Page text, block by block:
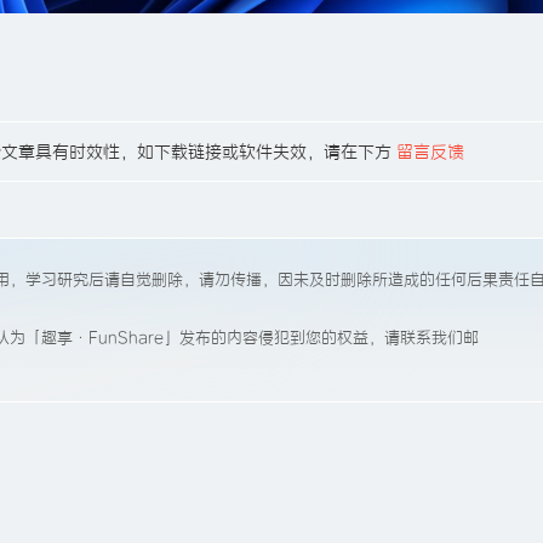
具有时效性，如下载链接或软件失效，请在下方 留言反馈
学习研究后请自觉删除，请勿传播，因未及时删除所造成的任何后果责任
为「趣享·FunShare」发布的内容侵犯到您的权益，请联系我们邮